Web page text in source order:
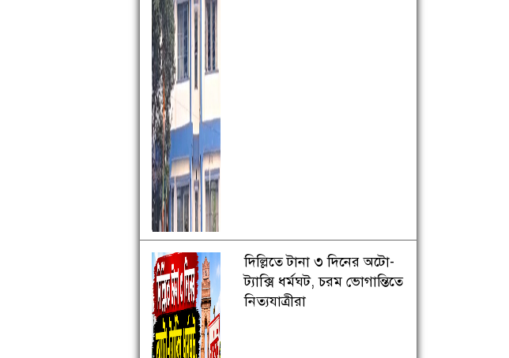
দিল্লিতে টানা ৩ দিনের অটো-
ট্যাক্সি ধর্মঘট, চরম ভোগান্তিতে
নিত্যযাত্রীরা